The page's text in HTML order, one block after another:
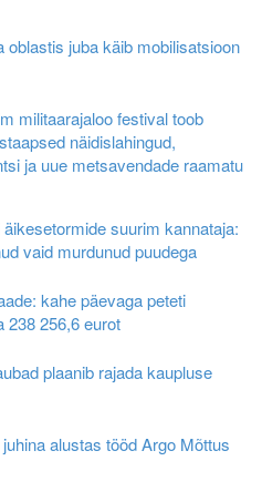
oblastis juba käib mobilisatsioon
militaarajaloo festival toob
näidislahingud,
ja uue metsavendade raamatu
suurim kannataja:
vaid murdunud puudega
kahe päevaga peteti
238 256,6 eurot
plaanib rajada kaupluse
alustas tööd Argo Mõttus